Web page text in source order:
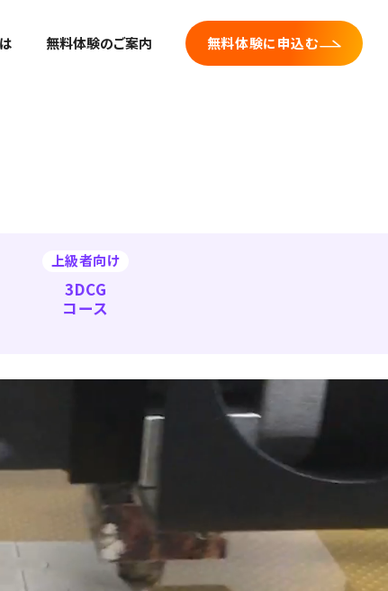
無料体験のご案内 無料体験に申込む
上級者向け
3DCG
コース